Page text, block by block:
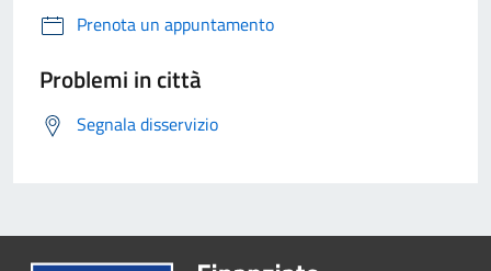
Prenota un appuntamento
Problemi in città
Segnala disservizio